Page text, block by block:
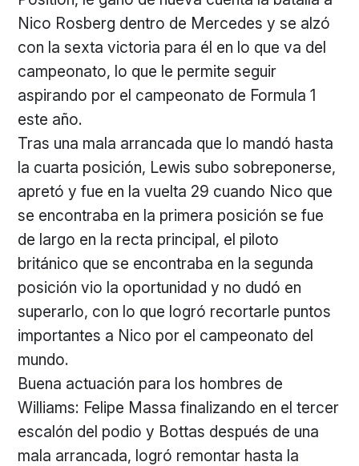
Nico Rosberg dentro de Mercedes y se alzó
con la sexta victoria para él en lo que va del
campeonato, lo que le permite seguir
aspirando por el campeonato de Formula 1
este año.
Tras una mala arrancada que lo mandó hasta
la cuarta posición, Lewis subo sobreponerse,
apretó y fue en la vuelta 29 cuando Nico que
se encontraba en la primera posición se fue
de largo en la recta principal, el piloto
británico que se encontraba en la segunda
posición vio la oportunidad y no dudó en
superarlo, con lo que logró recortarle puntos
importantes a Nico por el campeonato del
mundo.
Buena actuación para los hombres de
Williams: Felipe Massa finalizando en el tercer
escalón del podio y Bottas después de una
mala arrancada, logró remontar hasta la